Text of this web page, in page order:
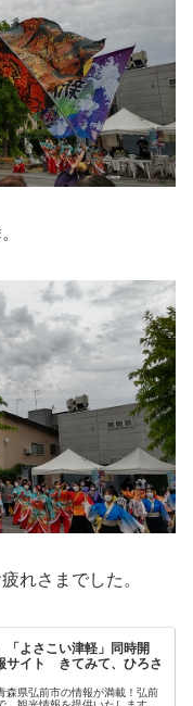
れさまでした。
「よさこい津軽」同時開
サイト きてみて、ひろさ
県弘前市の情報が満載！弘前